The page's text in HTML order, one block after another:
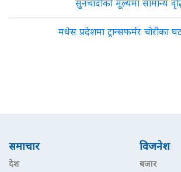
सुनचाँदीको मूल्यमा सामान्य
मधेस प्रदेशमा ट्रान्सफर्मर चोरीका
समाचार
देश
विजनेश
बजार